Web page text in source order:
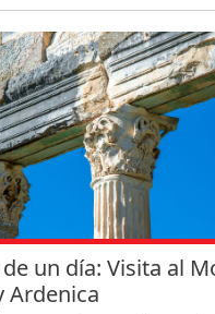
un día: Visita al
Ardenica